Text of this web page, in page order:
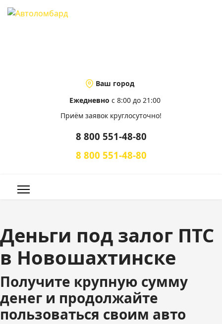
Ваш город
Ежедневно с 8:00 до 21:00
Приём заявок круглосуточно!
8 800 551-48-80
8 800 551-48-80
Деньги под залог ПТС
в Новошахтинске
Получите крупную сумму
денег и продолжайте
пользоваться своим авто